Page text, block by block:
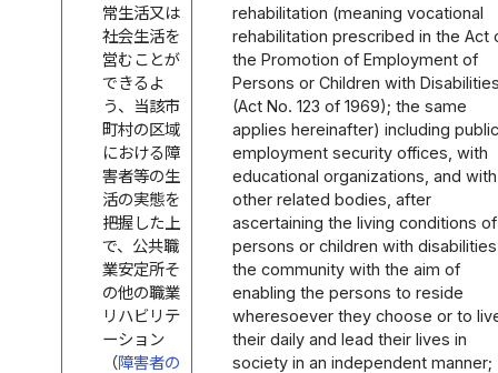
常生活又は
社会生活を
営むことが
できるよ
う、当該市
町村の区域
における障
害者等の生
活の実態を
把握した上
で、公共職
業安定所そ
の他の職業
リハビリテ
ーション
（障害者の
rehabilitation (meaning vocational
rehabilitation prescribed in the Act
the Promotion of Employment of
Persons or Children with
(Act No. 123 of 1969); the same
applies hereinafter) including public
employment security offices, with
educational organizations, and with
other related bodies, after
ascertaining the living conditions of
persons or children with
the community with the aim of
enabling the persons to reside
wheresoever they choose or to
their daily and lead their lives in
society in an independent manner;